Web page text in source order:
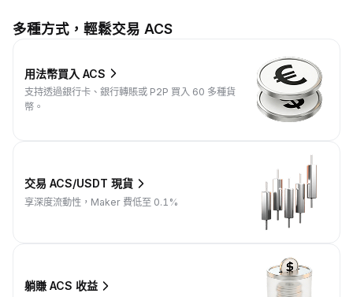
多種方式，輕鬆交易 ACS
用法幣買入 ACS
支持透過銀行卡、銀行轉賬或 P2P 買入 60 多種貨
幣。
交易 ACS/USDT 現貨
享深度流動性，Maker 費低至 0.1%
躺賺 ACS 收益